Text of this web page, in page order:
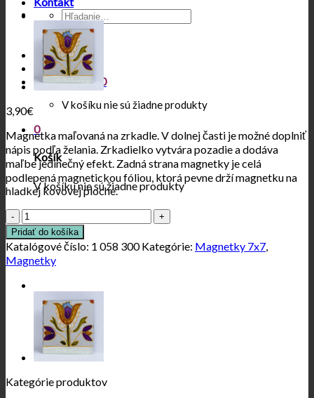
Hľadať:
Prihlásenie
Košík /0,00€ 0
V košíku nie sú žiadne produkty
0
Košík
V košíku nie sú žiadne produkty
3,90€
Magnetka maľovaná na zrkadle. V dolnej časti je možné doplniť
nápis podľa želania. Zrkadielko vytvára pozadie a dodáva
maľbe jedinečný efekt. Zadná strana magnetky je celá
podlepená magnetickou fóliou, ktorá pevne drží magnetku na
hladkej kovovej ploche.
množstvo
FOLK
kvietky
okolík
pestrý
Pridať do košíka
Katalógové číslo: 1 058 300 Kategórie: Magnetky 7x7,
Magnetky
Kategórie produktov